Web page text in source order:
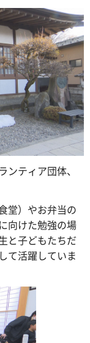
ティア団体、
堂）やお弁当の
向けた勉強の場
と子どもたちだ
て活躍していま